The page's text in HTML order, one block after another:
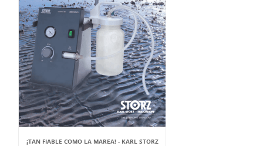
¡TAN FIABLE COMO LA MAREA! - KARL STORZ